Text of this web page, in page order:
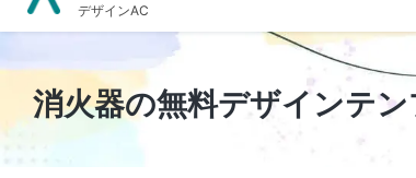
デザインAC
消火器の無料デザインテ